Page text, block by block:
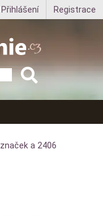
Přihlášení Registrace
značek a 2406